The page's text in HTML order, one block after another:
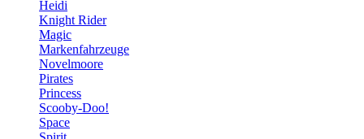
Heidi
Knight Rider
Magic
Markenfahrzeuge
Novelmoore
Pirates
Princess
Scooby-Doo!
Space